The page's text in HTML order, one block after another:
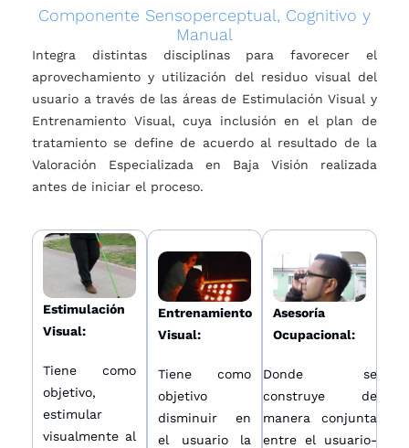
Componente Sensoperceptual, Cognitivo y
Manual
Integra distintas disciplinas para favorecer el
aprovechamiento y utilización del residuo visual del
usuario a través de las áreas de Estimulación Visual y
Entrenamiento Visual, cuya inclusión en el plan de
tratamiento se define de acuerdo al resultado de la
Valoración Especializada en Baja Visión realizada
antes de iniciar el proceso.
Estimulación
Visual:
Tiene como
objetivo,
estimular
visualmente al
Entrenamiento
Visual:
Tiene como
objetivo
disminuir en
el usuario la
Asesoría
Ocupacional:
Donde se
construye de
manera conjunta
entre el usuario-